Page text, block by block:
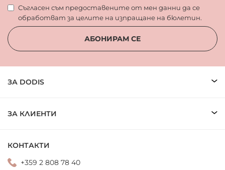
Съгласен съм предоставените от мен данни да се
обработват за целите на изпращане на бюлетин.
АБОНИРАМ СЕ
ЗА DODIS
ЗА КЛИЕНТИ
КОНТАКТИ
+359 2 808 78 40